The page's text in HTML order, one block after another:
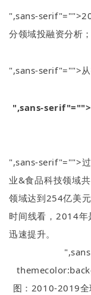
",sans-
分领域投融资分析；
",sans-serif"="">从
",sans-serif"="">
",sans-serif"="">
业&食品科技领域
领域达到254亿美
时间线看， 2014年
迅速提升。
图： 2010-2019